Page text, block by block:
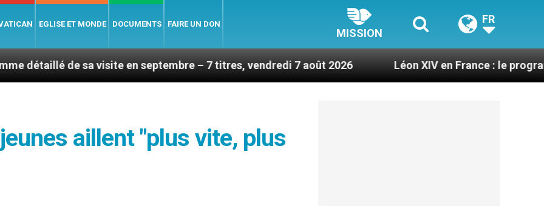
EGLISE ET MONDE DOCUMENTS FAIRE UN DON
MISSION
FR
sa visite en septembre – 7 titres, vendredi 7 août 2026 Léon XIV en France : le programme détaillé
aillent "plus vite, plus